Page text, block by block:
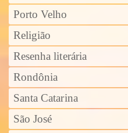
Porto Velho
Religião
Resenha literária
Rondônia
Santa Catarina
São José